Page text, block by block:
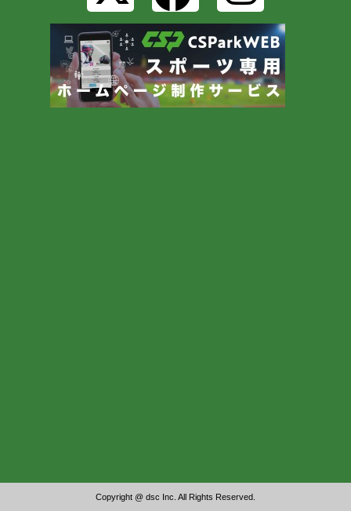
Copyright @ dsc Inc. All Rights Reserved.